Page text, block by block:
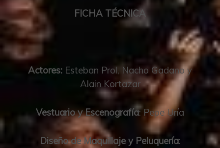
FICHA TÉCNICA
Actores: Esteban Prol, Nacho Gadano y
Alain Kortazar
Vestuario y Escenografía: Pepe Uría
Diseño de Maquillaje y Peluquería: